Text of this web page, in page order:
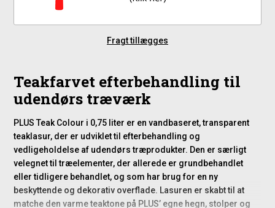
Fragt tillægges
Teakfarvet efterbehandling til
udendørs træværk
PLUS Teak Colour i 0,75 liter er en vandbaseret, transparent
teaklasur, der er udviklet til efterbehandling og
vedligeholdelse af udendørs træprodukter. Den er særligt
velegnet til træelementer, der allerede er grundbehandlet
eller tidligere behandlet, og som har brug for en ny
beskyttende og dekorativ overflade. Lasuren er skabt til at
matche den varme teaktone på PLUS’ egne hegn, stolper og